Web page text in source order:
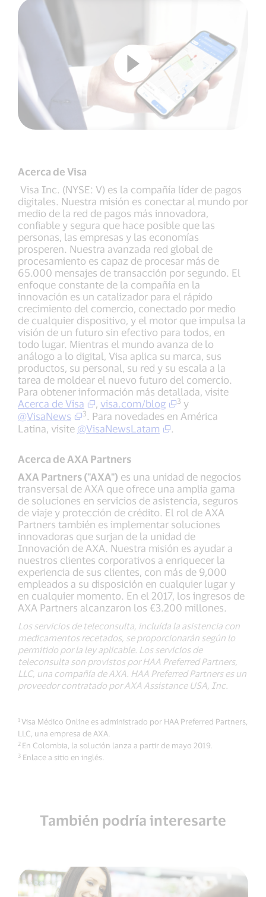
Acerca de Visa
Visa Inc. (NYSE: V) es la compañía líder de pagos
digitales. Nuestra misión es conectar al mundo por
medio de la red de pagos más innovadora,
confiable y segura que hace posible que las
personas, las empresas y las economías
prosperen. Nuestra avanzada red global de
procesamiento es capaz de procesar más de
65.000 mensajes de transacción por segundo. El
enfoque constante de la compañía en la
innovación es un catalizador para el rápido
crecimiento del comercio, conectado por medio
de cualquier dispositivo, y el motor que impulsa la
visión de un futuro sin efectivo para todos, en
todo lugar. Mientras el mundo avanza de lo
análogo a lo digital, Visa aplica su marca, sus
productos, su personal, su red y su escala a la
tarea de moldear el nuevo futuro del comercio.
Para obtener información más detallada, visite
Acerca de Visa
, visa.com/blog 3 y
@VisaNews
3 . Para novedades en América
Latina, visite @VisaNewsLatam .
Acerca de AXA Partners
AXA Partners ("AXA") es una unidad de negocios
transversal de AXA que ofrece una amplia gama
de soluciones en servicios de asistencia, seguros
de viaje y protección de crédito. El rol de AXA
Partners también es implementar soluciones
innovadoras que surjan de la unidad de
Innovación de AXA. Nuestra misión es ayudar a
nuestros clientes corporativos a enriquecer la
experiencia de sus clientes, con más de 9,000
empleados a su disposición en cualquier lugar y
en cualquier momento. En el 2017, los ingresos de
AXA Partners alcanzaron los €3.200 millones.
Los servicios de teleconsulta, incluída la asistencia con
medicamentos recetados, se proporcionarán según lo
permitido por la ley aplicable. Los servicios de
teleconsulta son provistos por HAA Preferred Partners,
LLC, una compañía de AXA. HAA Preferred Partners es un
proveedor contratado por AXA Assistance USA, Inc.
1 Visa Médico Online es administrado por HAA Preferred Partners,
LLC, una empresa de AXA.
2 En Colombia, la solución lanza a partir de mayo 2019.
3 Enlace a sitio en inglés.
También podría interesarte